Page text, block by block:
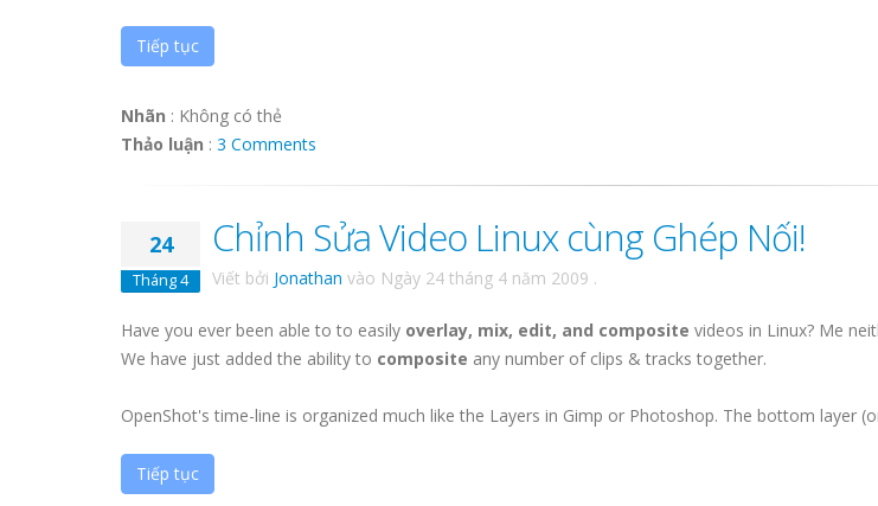
Tiếp tục
Nhãn : Không có thẻ
Thảo luận : 3 Comments
24
Tháng 4
Chỉnh Sửa Video Linux cùng Ghép Nối!
Viết bởi Jonathan vào Ngày 24 tháng 4 năm 2009 .
Have you ever been able to to easily overlay, mix, edit, and composite videos in Linux? Me
We have just added the ability to composite any number of clips & tracks together.
OpenShot's time-line is organized much like the Layers in Gimp or Photoshop. The bottom layer
Tiếp tục